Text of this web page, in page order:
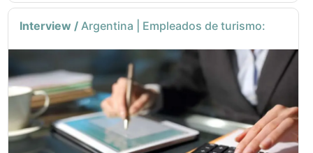
Interview / Argentina | Empleados de turismo: